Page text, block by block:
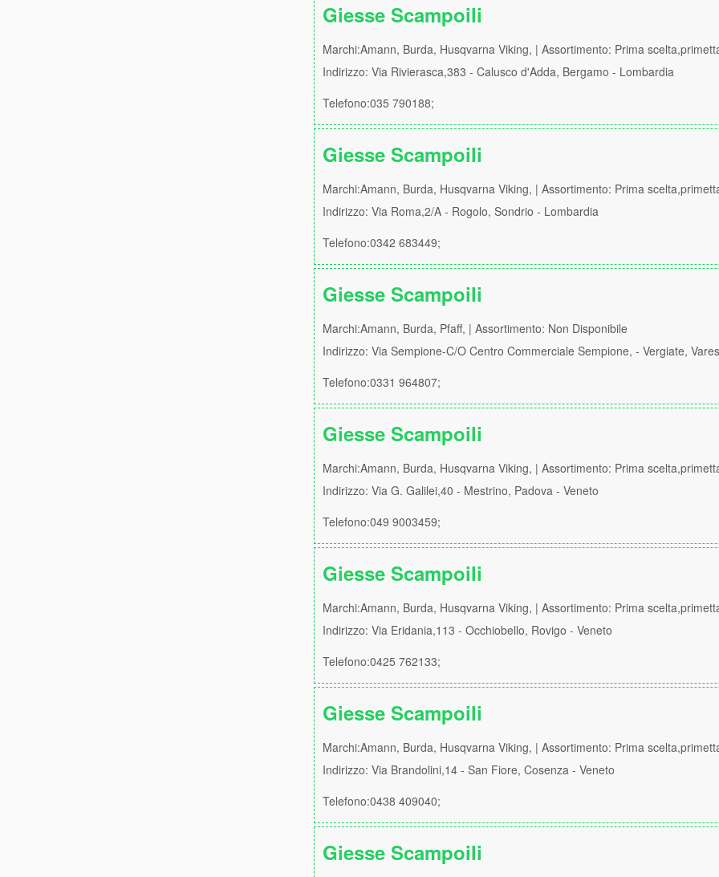
Giesse Scampoili
Marchi:Amann, Burda, Husqvarna Viking, | Assortimento: Prima
Indirizzo: Via Rivierasca,383 - Calusco d'Adda, Bergamo - Lombardia
Telefono:035 790188;
Giesse Scampoili
Marchi:Amann, Burda, Husqvarna Viking, | Assortimento: Prima
Indirizzo: Via Roma,2/A - Rogolo, Sondrio - Lombardia
Telefono:0342 683449;
Giesse Scampoili
Marchi:Amann, Burda, Pfaff, | Assortimento: Non Disponibile
Indirizzo: Via Sempione-C/O Centro Commerciale Sempione, - Vergiate,
Telefono:0331 964807;
Giesse Scampoili
Marchi:Amann, Burda, Husqvarna Viking, | Assortimento: Prima
Indirizzo: Via G. Galilei,40 - Mestrino, Padova - Veneto
Telefono:049 9003459;
Giesse Scampoili
Marchi:Amann, Burda, Husqvarna Viking, | Assortimento: Prima
Indirizzo: Via Eridania,113 - Occhiobello, Rovigo - Veneto
Telefono:0425 762133;
Giesse Scampoili
Marchi:Amann, Burda, Husqvarna Viking, | Assortimento: Prima
Indirizzo: Via Brandolini,14 - San Fiore, Cosenza - Veneto
Telefono:0438 409040;
Giesse Scampoili